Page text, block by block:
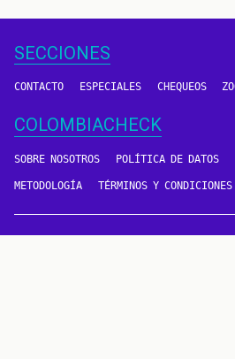
SECCIONES
CONTACTO ESPECIALES CHEQUEOS
COLOMBIACHECK
SOBRE NOSOTROS POLÍTICA DE DATOS
METODOLOGÍA TÉRMINOS Y CONDICIONES